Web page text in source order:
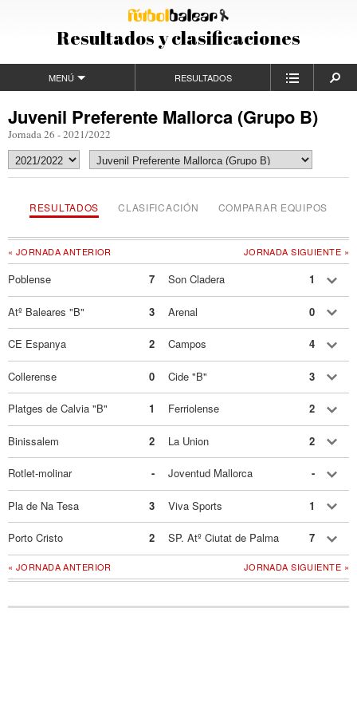
Resultados y clasificaciones
MENÚ RESULTADOS
Juvenil Preferente Mallorca (Grupo B)
Jornada 26 - 2021/2022
RESULTADOS CLASIFICACIÓN COMPARAR EQUIPOS
JORNADA SIGUIENTE »
« JORNADA ANTERIOR
Poblense 7 Son Cladera 1
Atº Baleares "B" 3 Arenal 0
CE Espanya 2 Campos 4
Collerense 0 Cide "B" 3
Platges de Calvia "B" 1 Ferriolense 2
Binissalem 2 La Union 2
Rotlet-molinar - Joventud Mallorca -
Pla de Na Tesa 3 Viva Sports 1
Porto Cristo 2 SP. Atº Ciutat de Palma 7
JORNADA SIGUIENTE »
« JORNADA ANTERIOR